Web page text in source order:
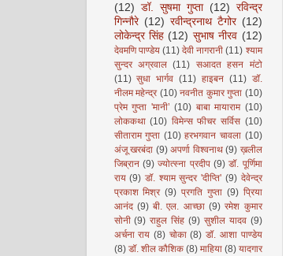
(12) डॉ. सुषमा गुप्ता (12) रविन्द्र
गिन्नौरे (12) रवीन्द्रनाथ टैगोर (12)
लोकेन्द्र सिंह (12) सुभाष नीरव (12)
देवमणि पाण्डेय (11) देवी नागरानी (11) श्याम
सुन्दर अग्रवाल (11) सआदत हसन मंटो
(11) सुधा भार्गव (11) हाइबन (11) डॉ.
नीलम महेन्द्र (10) नवनीत कुमार गुप्ता (10)
प्रेम गुप्ता 'मानी’ (10) बाबा मायाराम (10)
लोककथा (10) विमेन्स फीचर सर्विस (10)
सीताराम गुप्ता (10) हरभगवान चावला (10)
अंजू खरबंदा (9) अपर्णा विश्वनाथ (9) ख़लील
जिब्रान (9) ज्योत्स्ना प्रदीप (9) डॉ. पूर्णिमा
राय (9) डॉ. श्याम सुन्दर 'दीप्ति' (9) देवेन्द्र
प्रकाश मिश्र (9) प्रगति गुप्ता (9) प्रिया
आनंद (9) बी. एल. आच्छा (9) रमेश कुमार
सोनी (9) राहुल सिंह (9) सुशील यादव (9)
अर्चना राय (8) चोका (8) डॉ. आशा पाण्डेय
(8) डॉ. शील कौशिक (8) माहिया (8) यादगार